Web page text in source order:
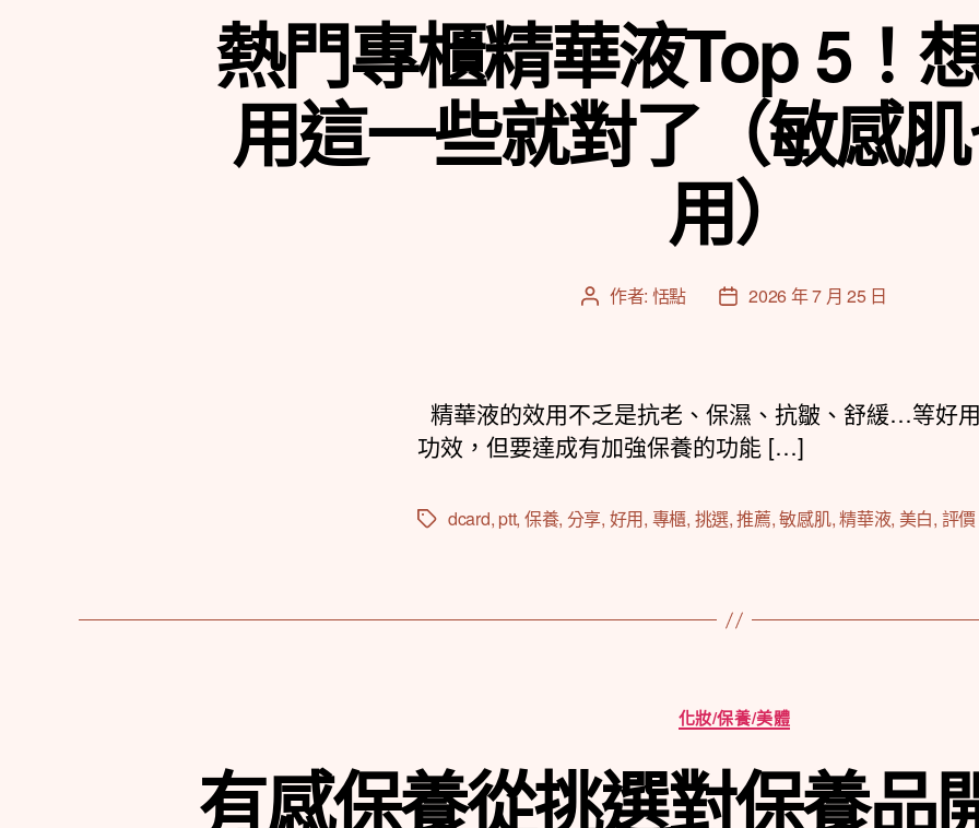
熱門專櫃精華液Top 5！
用這一些就對了（敏感
用）
文 作者: 恬點
文
日
期
2026 年 7 月 25 日
精華液的效用不乏是抗老、保濕、抗皺、舒緩…等好
功效，但要達成有加強保養的功能 […]
標 dcard, ptt, 保養, 分享, 好用, 專櫃, 挑選,推薦,敏感肌,精華液, 美白, 評價
分
類
化妝/保養/美體
有感保養從挑選對保養品